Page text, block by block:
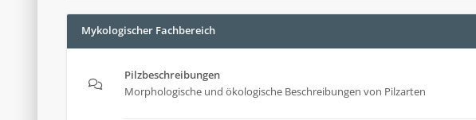
Mykologischer Fachbereich
Pilzbeschreibungen
Morphologische und ökologische Beschreibungen von Pilzarten